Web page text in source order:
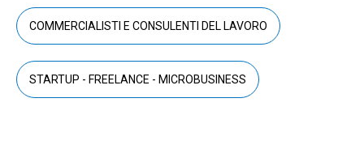
COMMERCIALISTI E CONSULENTI DEL LAVORO
STARTUP - FREELANCE - MICROBUSINESS